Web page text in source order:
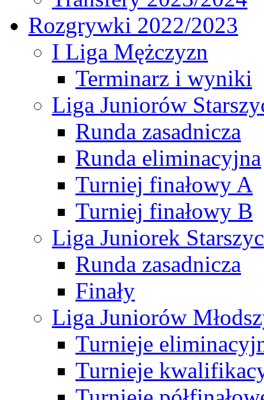
Rozgrywki 2022/2023
I Liga Mężczyzn
Terminarz i wyniki
Liga Juniorów
Runda zasadnicza
Runda eliminacyjna
Turniej finałowy A
Turniej finałowy B
Liga Juniorek
Runda zasadnicza
Finały
Liga Juniorów
Turnieje
Turnieje